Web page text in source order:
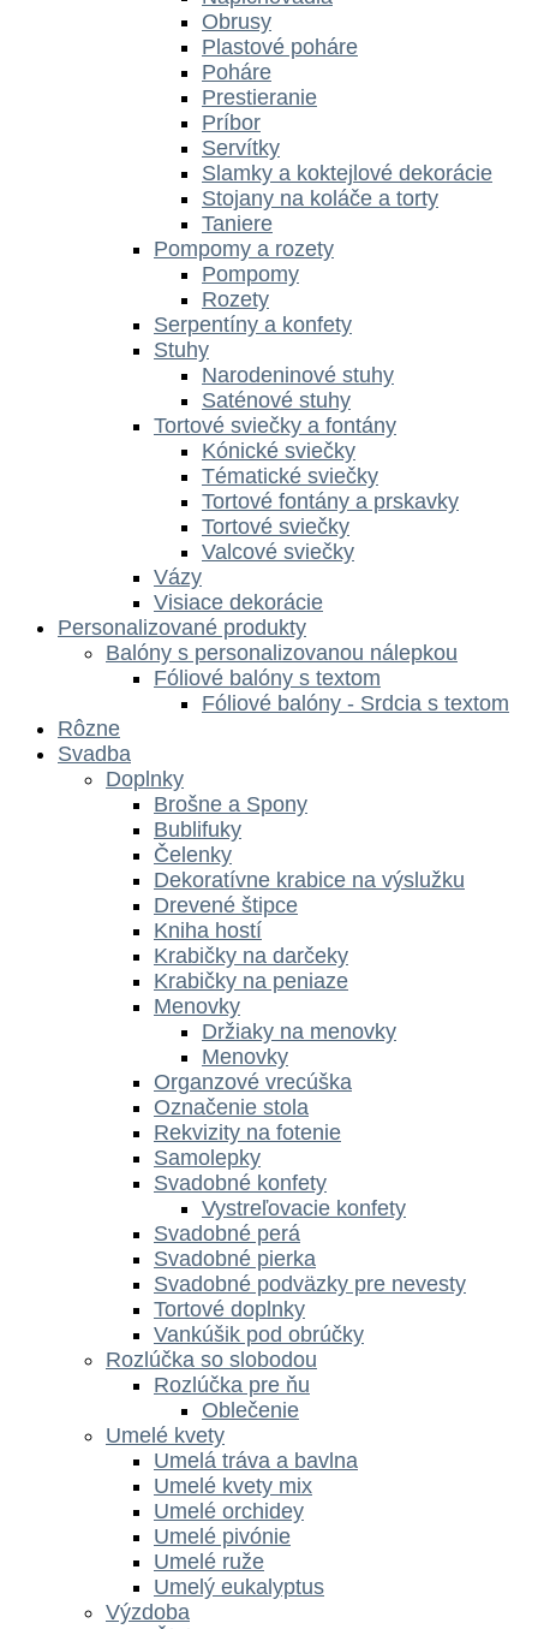
Obrusy
Plastové poháre
Poháre
Prestieranie
Príbor
Servítky
Slamky a koktejlové dekorácie
Stojany na koláče a torty
Taniere
Pompomy a rozety
Pompomy
Rozety
Serpentíny a konfety
Stuhy
Narodeninové stuhy
Saténové stuhy
Tortové sviečky a fontány
Kónické sviečky
Tématické sviečky
Tortové fontány a prskavky
Tortové sviečky
Valcové sviečky
Vázy
Visiace dekorácie
Personalizované produkty
Balóny s personalizovanou nálepkou
Fóliové balóny s textom
Fóliové balóny - Srdcia s textom
Rôzne
Svadba
Doplnky
Brošne a Spony
Bublifuky
Čelenky
Dekoratívne krabice na výslužku
Drevené štipce
Kniha hostí
Krabičky na darčeky
Krabičky na peniaze
Menovky
Držiaky na menovky
Menovky
Organzové vrecúška
Označenie stola
Rekvizity na fotenie
Samolepky
Svadobné konfety
Vystreľovacie konfety
Svadobné perá
Svadobné pierka
Svadobné podväzky pre nevesty
Tortové doplnky
Vankúšik pod obrúčky
Rozlúčka so slobodou
Rozlúčka pre ňu
Oblečenie
Umelé kvety
Umelá tráva a bavlna
Umelé kvety mix
Umelé orchidey
Umelé pivónie
Umelé ruže
Umelý eukalyptus
Výzdoba